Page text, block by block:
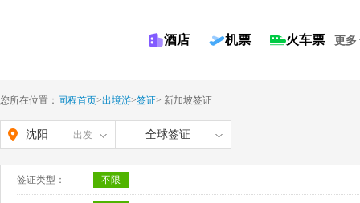
酒店 机票 火车票 更多
您所在位置： 同程首页>出境游>签证> 新加坡签证
沈阳 出发 全球签证
签证类型： 不限